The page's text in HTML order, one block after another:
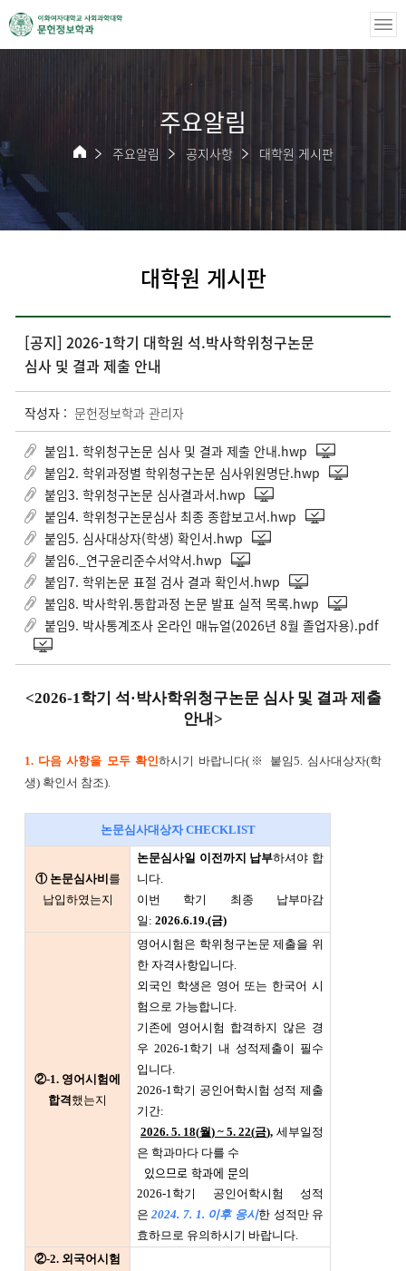
주요알림
주요알림 공지사항 대학원 게시판
대학원 게시판
[공지] 2026-1학기 대학원 석.박사학위청구논문
심사 및 결과 제출 안내
작성자 : 문헌정보학과 관리자
붙임1. 학위청구논문 심사 및 결과 제출 안내.hwp
붙임2. 학위과정별 학위청구논문 심사위원명단.hwp
붙임3. 학위청구논문 심사결과서.hwp
붙임4. 학위청구논문심사 최종 종합보고서.hwp
붙임5. 심사대상자(학생) 확인서.hwp
붙임6._연구윤리준수서약서.hwp
붙임7. 학위논문 표절 검사 결과 확인서.hwp
붙임8. 박사학위.통합과정 논문 발표 실적 목록.hwp
붙임9. 박사통계조사 온라인 매뉴얼(2026년 8월 졸업자용).pdf
<2026-1학기 석·박사학위청구논문 심사 및 결과 제출
안내>
1. 다음 사항을 모두 확인하시기 바랍니다(※ 붙임5. 심사대상자(학
생) 확인서 참조).
논문심사대상자 CHECKLIST
① 논문심사비를
납입하였는지
논문심사일 이전까지 납부하셔야 합
니다.
이번 학기 최종 납부마감
일: 2026.6.19.(금)
②-1. 영어시험에
합격했는지
영어시험은 학위청구논문 제출을 위
한 자격사항입니다.
외국인 학생은 영어 또는 한국어 시
험으로 가능합니다.
기존에 영어시험 합격하지 않은 경
우 2026-1학기 내 성적제출이 필수
입니다.
2026-1학기 공인어학시험 성적 제출
기간:
2026. 5. 18(월) ~ 5. 22(금), 세부일정
은 학과마다 다를 수
있으므로 학과에 문의
2026-1학기 공인어학시험 성적
은2024. 7. 1. 이후 응시한 성적만 유
효하므로 유의하시기 바랍니다.
②-2. 외국어시험